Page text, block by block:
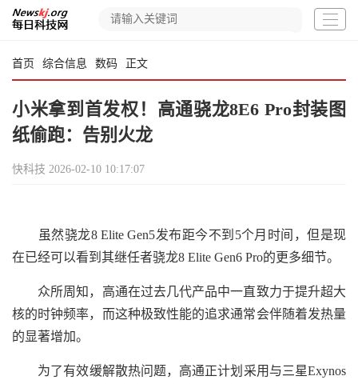
首页 综合信息 数码 正文
小米拿到首发权！高通骁龙8E6 Pro封装图
纸偷跑：告别火龙
快科技 2026-02-10 10:17:07
虽然骁龙8 Elite Gen5发布距今不到5个月时间，但是现
在已经可以看到其继任者骁龙8 Elite Gen6 Pro的更多细节。
众所周知，高通在过去几代产品中一直致力于提升超大
核的时钟频率，而这种极致性能的追求通常会伴随着发热量
的显著增加。
为了有效缓解散热问题，高通正计划采用与三星Exynos